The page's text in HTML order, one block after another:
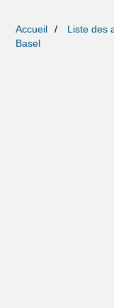
Accueil Liste des
Basel